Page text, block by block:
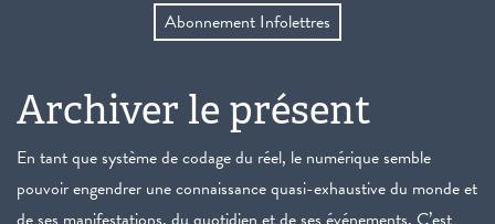
Abonnement Infolettres
Archiver le présent
En tant que système de codage du réel, le numérique semble
pouvoir engendrer une connaissance quasi-exhaustive du monde et